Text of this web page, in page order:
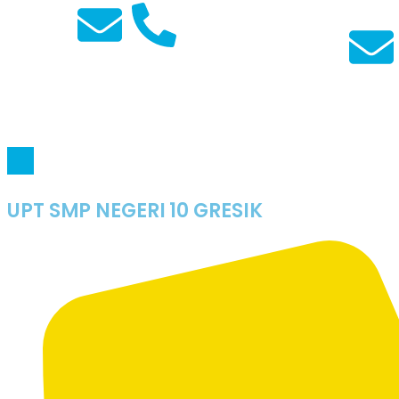
UPT SMP NEGERI 10 GRESIK